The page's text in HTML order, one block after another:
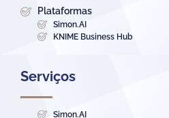
Plataformas
Simon.AI
KNIME Business Hub
Serviços
Simon.AI